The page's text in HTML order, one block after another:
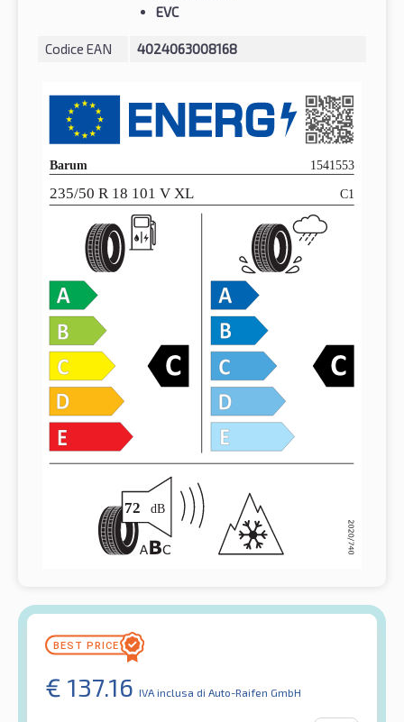
EVC
Codice EAN 4024063008168
€ 137.16 IVA inclusa di Auto-Raifen GmbH